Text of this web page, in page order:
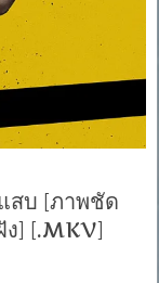
สบ [ภาพชัด
ง] [.MKV]